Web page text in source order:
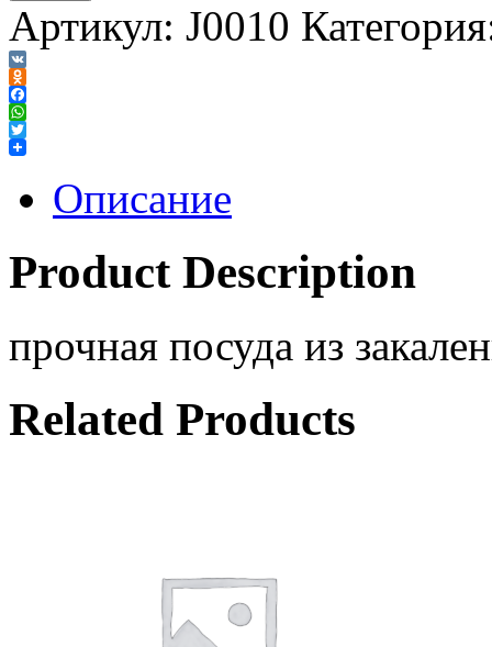
Артикул: J0010
VK
Odnoklassniki
Facebook
WhatsApp
Twitter
Описание
Product Description
прочная посуда из
Related Products